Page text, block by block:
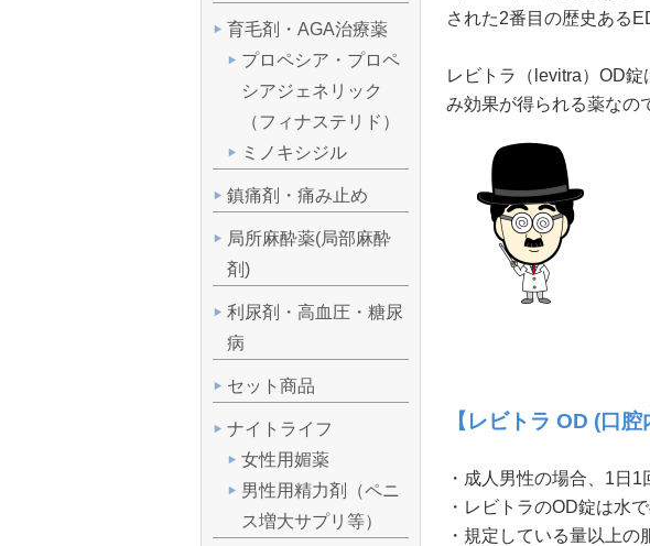
された2番目の歴史ある
レビトラ（levitra）OD
み効果が得られる薬なの
【レビトラ OD (口
・成人男性の場合、1日1
・レビトラのOD錠は水
・規定している量以上
育毛剤・AGA治療薬
プロペシア・プロペ
シアジェネリック
（フィナステリド）
ミノキシジル
鎮痛剤・痛み止め
局所麻酔薬(局部麻酔
剤)
利尿剤・高血圧・糖尿
病
セット商品
ナイトライフ
女性用媚薬
男性用精力剤（ペニ
ス増大サプリ等）